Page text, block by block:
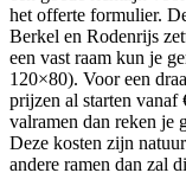
het offerte formulier.
Berkel en Rodenrijs
een vast raam kun je
120×80). Voor een
prijzen al starten vanaf
valramen dan reken je
Deze kosten zijn
andere ramen dan zal